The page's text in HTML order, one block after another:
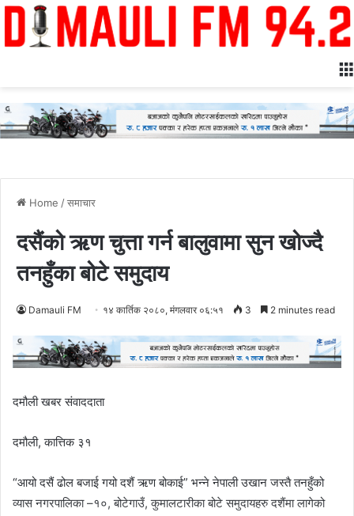
Home /समाचार
दसैंको ऋण चुत्ता गर्न बालुवामा सुन खोज्दै
तनहुँका बोटे समुदाय
Damauli FM १४ कार्तिक २०८०, मंगलवार ०६:५१ 3 2 minutes read
दमौली खबर संवाददाता
दमौली, कात्तिक ३१
“आयो दसैं ढोल बजाई गयो दशैं ऋण बोकाई” भन्ने नेपाली उखान जस्तै तनहुँको
व्यास नगरपालिका –१०, बोटेगाउँ, कुमालटारीका बोटे समुदायहरु दशैंमा लागेको